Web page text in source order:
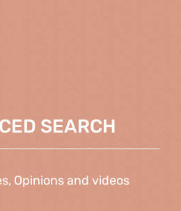
SEARCH
Opinions and videos